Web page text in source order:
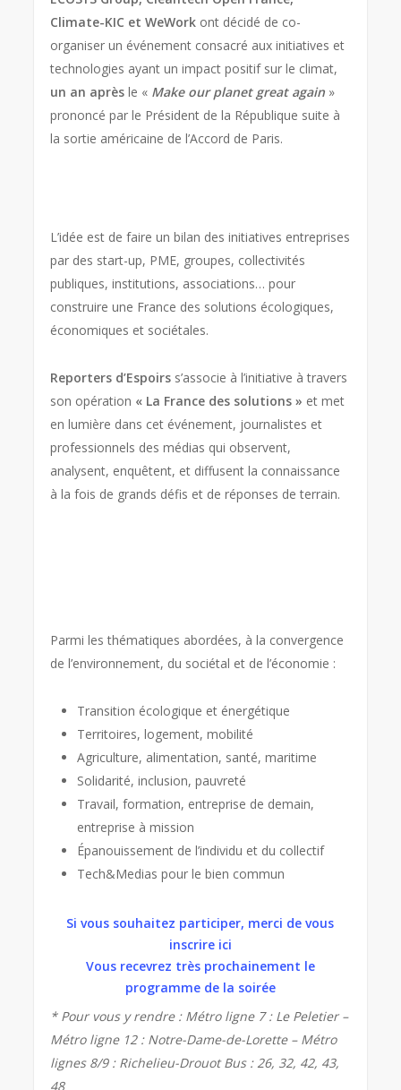
Climate-KIC et WeWork ont décidé de co-
organiser un événement consacré aux initiatives et
technologies ayant un impact positif sur le climat,
un an après le « Make our planet great again »
prononcé par le Président de la République suite à
la sortie américaine de l’Accord de Paris.
L’idée est de faire un bilan des initiatives entreprises
par des start-up, PME, groupes, collectivités
publiques, institutions, associations… pour
construire une France des solutions écologiques,
économiques et sociétales.
Reporters d’Espoirs s’associe à l’initiative à travers
son opération « La France des solutions » et met
en lumière dans cet événement, journalistes et
professionnels des médias qui observent,
analysent, enquêtent, et diffusent la connaissance
à la fois de grands défis et de réponses de terrain.
Parmi les thématiques abordées, à la convergence
de l’environnement, du sociétal et de l’économie :
Transition écologique et énergétique
Territoires, logement, mobilité
Agriculture, alimentation, santé, maritime
Solidarité, inclusion, pauvreté
Travail, formation, entreprise de demain,
entreprise à mission
Épanouissement de l’individu et du collectif
Tech&Medias pour le bien commun
Si vous souhaitez participer, merci de vous
inscrire ici
Vous recevrez très prochainement le
programme de la soirée
* Pour vous y rendre : Métro ligne 7 : Le Peletier –
Métro ligne 12 : Notre-Dame-de-Lorette – Métro
lignes 8/9 : Richelieu-Drouot Bus : 26, 32, 42, 43,
48